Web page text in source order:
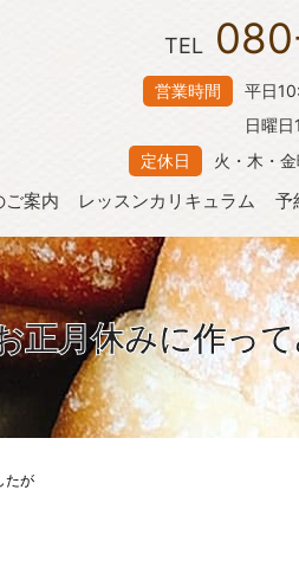
TEL
営業時間
平日
日曜日11:00
定休日
火・木・金
ご案内 レッスンカリキュラム 予
正月休みに作っ
たが